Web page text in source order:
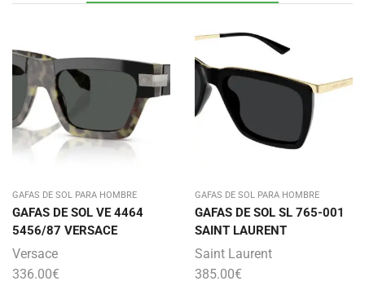
GAFAS DE SOL PARA HOMBRE
GAFAS DE SOL VE 4464
5456/87 VERSACE
Versace
336.00€
GAFAS DE SOL PARA HOMBRE
GAFAS DE SOL SL 765-001
SAINT LAURENT
Saint Laurent
385.00€